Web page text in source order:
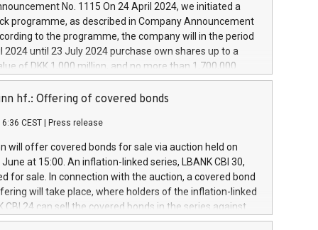
digitalisation and vehicle connectivity aimed at
safety, driving comfort and productivity. The
which will have a 5-year amortising profile, will
Group in Italy by the end of 2025. Iveco Group N.V.
the home of unique people and brands that power your
a
No. 1115 On 24 April 2024, we initiated a
programme, as described in Company Announcement
to the programme, the company will in the period
2024 until 23 July 2024 purchase own shares up to a
of DKK 1,000 million, and no more than 1,700,000
to 0.79% of the share capital at
of the programme. The programme has been
and Council of 16 April 2014 (“MAR”) (save for
buyback programmes set out in MAR article 5) and
Delegated Regulation (EU) 2016/1052, also referred
Harbour rules. Trading dayNumber of shares bought
transaction priceAmount DKKAccumulated trading for
June
June
hf.: Offering of covered bonds
CEST Press release
will offer covered bonds for sale via auction held on
at 15:00. An inflation-linked series, LBANK CBI 30,
for sale. In connection with the auction, a covered bond
will take place, where holders of the inflation-linked
CBI 24 can sell the covered bonds in the series against
bought in the above-mentioned auction. The clean